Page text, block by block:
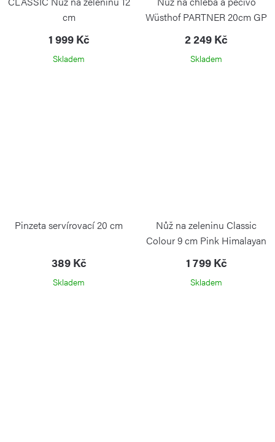
cm
1 999 Kč
Skladem
Wüsthof PARTNER 20cm GP
WÜSTHOF
2 249 Kč
Skladem
Pinzeta servírovací 20 cm
389 Kč
Skladem
Nůž na zeleninu Classic
Colour 9 cm Pink Himalayan
Salt
1 799 Kč
Skladem